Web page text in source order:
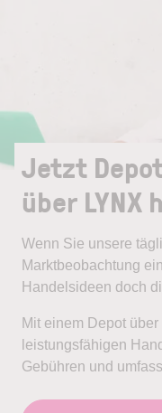
Jetzt
über LYNX
Wenn Sie unsere
Marktbeobachtung
Handelsideen doch
Mit einem Depot
leistungsfähigen
Gebühren und